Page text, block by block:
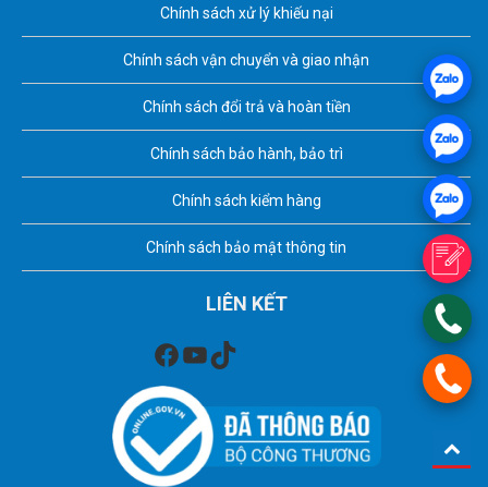
Chính sách xử lý khiếu nại
Chính sách vận chuyển và giao nhận
Chính sách đổi trả và hoàn tiền
Chính sách bảo hành, bảo trì
Chính sách kiểm hàng
Chính sách bảo mật thông tin
LIÊN KẾT
Facebook
Youtube
TikTok